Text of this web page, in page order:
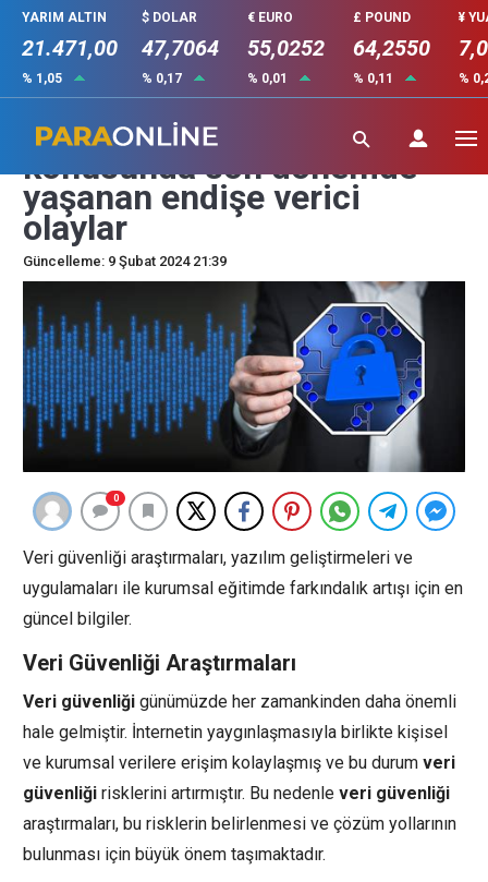
YARIM ALTIN
21.471,00
% 1,05
$ DOLAR
47,7064
% 0,17
€ EURO
55,0252
% 0,01
£ POUND
64,2550
% 0,11
¥
%
Veri güvenliği ve gizliliği
konusunda son dönemde
yaşanan endişe verici
olaylar
Güncelleme: 9 Şubat 2024 21:39
0
Veri güvenliği araştırmaları, yazılım geliştirmeleri ve
uygulamaları ile kurumsal eğitimde farkındalık artışı için en
güncel bilgiler.
Veri Güvenliği Araştırmaları
Veri güvenliği günümüzde her zamankinden daha önemli
hale gelmiştir. İnternetin yaygınlaşmasıyla birlikte kişisel
ve kurumsal verilere erişim kolaylaşmış ve bu durum veri
güvenliği risklerini artırmıştır. Bu nedenle veri güvenliği
araştırmaları, bu risklerin belirlenmesi ve çözüm yollarının
bulunması için büyük önem taşımaktadır.